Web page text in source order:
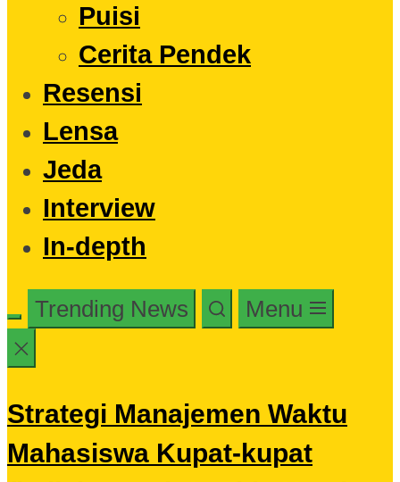
Puisi
Cerita Pendek
Resensi
Lensa
Jeda
Interview
In-depth
Trending News Menu
Strategi Manajemen Waktu
Mahasiswa Kupat-kupat